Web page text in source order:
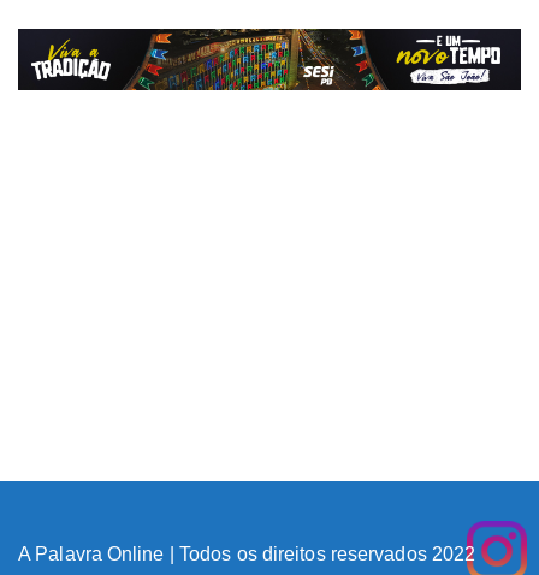
A Palavra Online | Todos os direitos reservados 2022